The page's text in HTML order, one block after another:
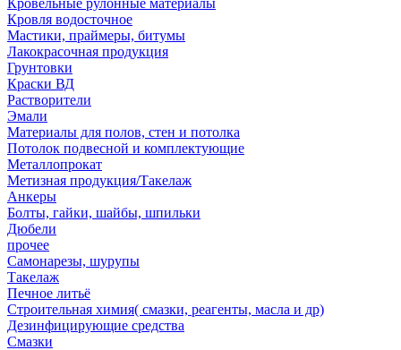
Кровельные рулонные материалы
Кровля водосточное
Мастики, праймеры, битумы
Лакокрасочная продукция
Грунтовки
Краски ВД
Растворители
Эмали
Материалы для полов, стен и потолка
Потолок подвесной и комплектующие
Металлопрокат
Метизная продукция/Такелаж
Анкеры
Болты, гайки, шайбы, шпильки
Дюбели
прочее
Самонарезы, шурупы
Такелаж
Печное литьё
Строительная химия( смазки, реагенты, масла и др)
Дезинфицирующие средства
Смазки